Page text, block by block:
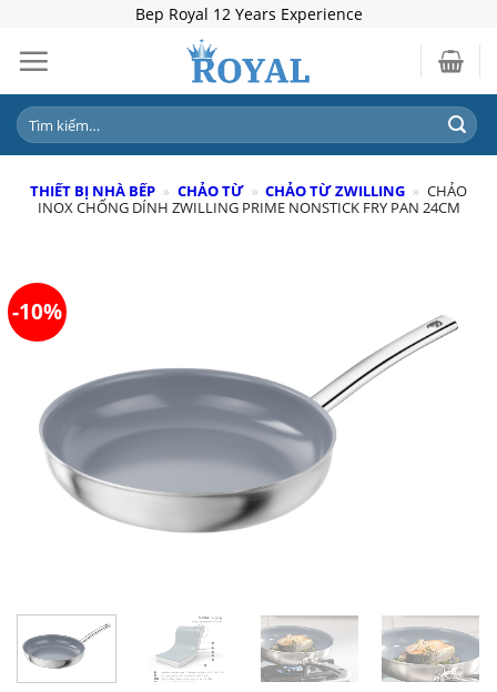
content
Bep Royal 12 Years Experience
Tìm
kiếm:
THIẾT BỊ NHÀ BẾP » CHẢO TỪ » CHẢO TỪ ZWILLING » CHẢO
INOX CHỐNG DÍNH ZWILLING PRIME NONSTICK FRY PAN 24CM
-10%